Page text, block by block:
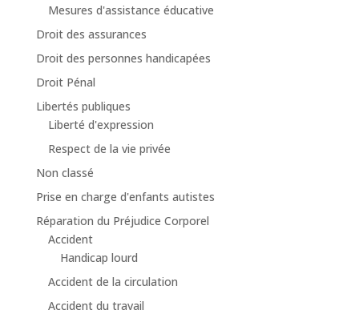
Mesures d'assistance éducative
Droit des assurances
Droit des personnes handicapées
Droit Pénal
Libertés publiques
Liberté d'expression
Respect de la vie privée
Non classé
Prise en charge d'enfants autistes
Réparation du Préjudice Corporel
Accident
Handicap lourd
Accident de la circulation
Accident du travail